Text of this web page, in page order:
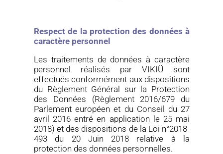
Respect de la protection des données à
caractère personnel
Les traitements de données à caractère
personnel réalisés par VIKIÜ
sont
effectués conformément aux dispositions
du Règlement Général sur la Protection
des Données (Règlement 2016/679 du
Parlement européen et du Conseil du 27
avril 2016 entré en application le 25 mai
2018) et des dispositions de la Loi n°2018-
493 du 20 Juin 2018 relative à la
protection des données personnelles.